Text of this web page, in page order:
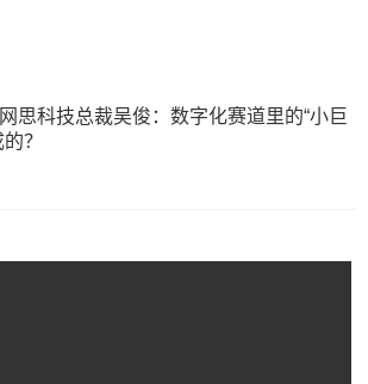
思科技总裁吴俊：数字化赛道里的“小巨
？